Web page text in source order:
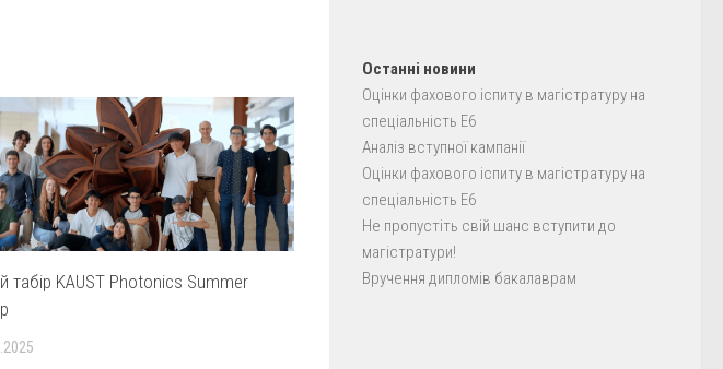
табір KAUST Photonics Summer
Останні новини
Оцінки фахового іспиту в магістратуру на
спеціальність E6
Аналіз вступної кампанії
Оцінки фахового іспиту в магістратуру на
спеціальність E6
Не пропустіть свій шанс вступити до
магістратури!
Вручення дипломів бакалаврам